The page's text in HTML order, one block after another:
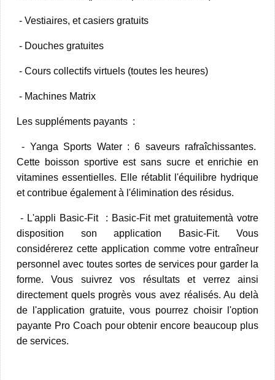
- Vestiaires, et casiers gratuits
- Douches gratuites
- Cours collectifs virtuels (toutes les heures)
- Machines Matrix
Les suppléments payants :
- Yanga Sports Water : 6 saveurs rafraîchissantes.
Cette boisson sportive est sans sucre et enrichie en
vitamines essentielles. Elle rétablit l'équilibre hydrique
et contribue également à l'élimination des résidus.
- L'appli Basic-Fit : Basic-Fit met gratuitementà votre
disposition son application Basic-Fit. Vous
considérerez cette application comme votre entraîneur
personnel avec toutes sortes de services pour garder la
forme. Vous suivrez vos résultats et verrez ainsi
directement quels progrès vous avez réalisés. Au delà
de l'application gratuite, vous pourrez choisir l'option
payante Pro Coach pour obtenir encore beaucoup plus
de services.